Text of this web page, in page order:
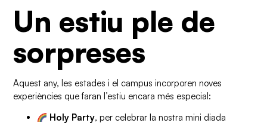
Un estiu ple de
sorpreses
Aquest any, les estades i el campus incorporen noves
experiències que faran l’estiu encara més especial:
Holy Party, per celebrar la nostra mini diada